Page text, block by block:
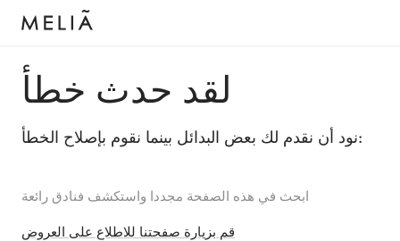
لقد حدث خطأ
نود أن نقدم لك بعض البدائل بينما نقوم بإصلاح الخطأ:
ابحث في هذه الصفحة مجددا واستكشف فنادق رائعة
قم بزيارة صفحتنا للاطلاع على العروض